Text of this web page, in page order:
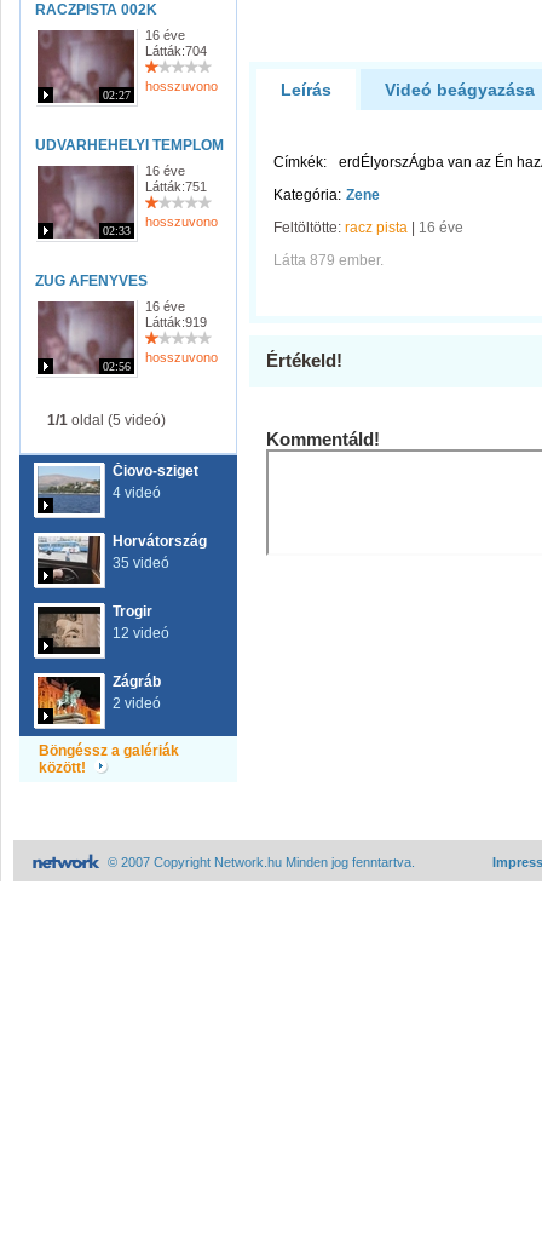
RACZPISTA 002K
02:27
16 éve
Látták:704
hosszuvono
UDVARHEHELYI TEMPLOM
02:33
16 éve
Látták:751
hosszuvono
ZUG AFENYVES
02:56
16 éve
Látták:919
hosszuvono
1/1 oldal (5 videó)
Čiovo-sziget
4 videó
Horvátország
35 videó
Trogir
12 videó
Zágráb
2 videó
Böngéssz a galériák
között!
Leírás Videó beágyazása
Címkék:
erdÉlyorszÁgba van az Én
Kategória: Zene
Feltöltötte: racz pista
16 éve
Látta 879 ember.
Értékeld!
Kommentáld!
© 2007 Copyright Network.hu Minden jog fenntartva.